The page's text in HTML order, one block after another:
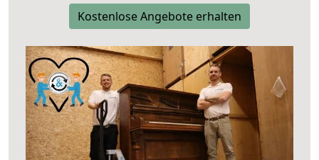
Kostenlose Angebote erhalten